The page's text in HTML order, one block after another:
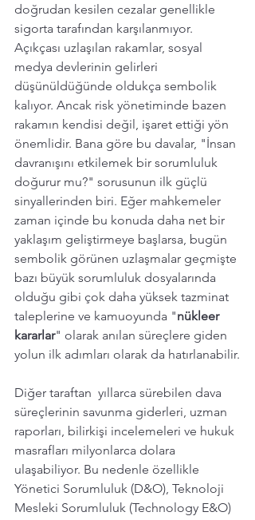
doğrudan kesilen cezalar genellikle
sigorta tarafından karşılanmıyor.
Açıkçası uzlaşılan rakamlar, sosyal
medya devlerinin gelirleri
düşünüldüğünde oldukça sembolik
kalıyor. Ancak risk yönetiminde bazen
rakamın kendisi değil, işaret ettiği yön
önemlidir. Bana göre bu davalar, "İnsan
davranışını etkilemek bir sorumluluk
doğurur mu?" sorusunun ilk güçlü
sinyallerinden biri. Eğer mahkemeler
zaman içinde bu konuda daha net bir
yaklaşım geliştirmeye başlarsa, bugün
sembolik görünen uzlaşmalar geçmişte
bazı büyük sorumluluk dosyalarında
olduğu gibi çok daha yüksek tazminat
taleplerine ve kamuoyunda "nükleer
kararlar" olarak anılan süreçlere giden
yolun ilk adımları olarak da hatırlanabilir.
Diğer taraftan  yıllarca sürebilen dava
süreçlerinin savunma giderleri, uzman
raporları, bilirkişi incelemeleri ve hukuk
masrafları milyonlarca dolara
ulaşabiliyor. Bu nedenle özellikle
Yönetici Sorumluluk (D&O), Teknoloji
Mesleki Sorumluluk (Technology E&O)